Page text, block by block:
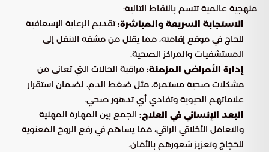
منهجية عالمية تتسم بالنقاط التالية:
الاستجابة السريعة والمباشرة:تقديم الرعاية الإسعافية
للحاج في موقع إقامته، مما يقلل من مشقة التنقل إلى
المستشفيات والمراكز الصحية.
إدارة الأمراض المزمنة: مراقبة الحالات التي تعاني من
مشكلات صحية مستمرة، مثل ضغط الدم، لضمان استقرار
علاماتهم الحيوية وتفادي أي تدهور صحي.
البعد الإنساني في العلاج: الجمع بين المهارة المهنية
والتعامل الأخلاقي الراقي، مما يساهم في رفع الروح المعنوية
للحجاج وتعزيز شعورهم بالأمان.